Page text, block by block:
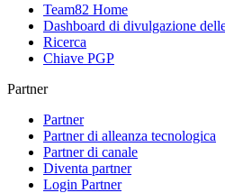
Team82 Home
Dashboard di divulgazione
Ricerca
Chiave PGP
Partner
Partner
Partner di alleanza tecnologica
Partner di canale
Diventa partner
Login Partner